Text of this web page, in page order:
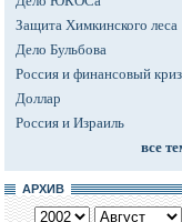
Защита Химкинского леса
Дело Бульбова
Россия и финансовый
Доллар
Россия и Израиль
все
АРХИВ